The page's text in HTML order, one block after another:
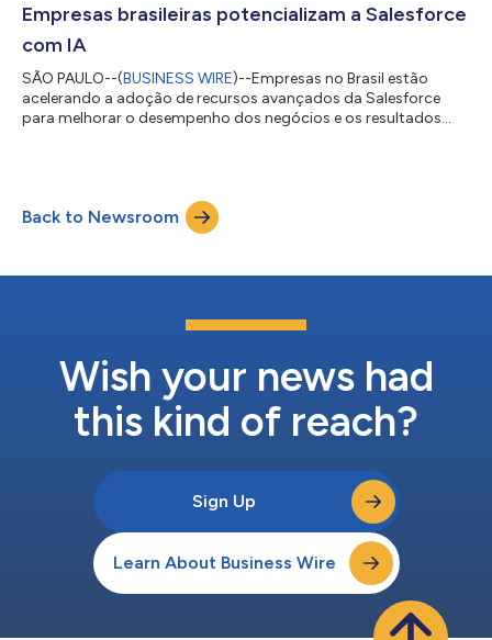
Empresas brasileiras potencializam a Salesforce
com IA
SÃO PAULO--(BUSINESS WIRE)--Empresas no Brasil estão
acelerando a adoção de recursos avançados da Salesforce
para melhorar o desempenho dos negócios e os resultados
tecnologia focada em IA. O relatório ISG Provider Lens®
Salesforce Ecosystem Partners 2026 para o Brasil revela que as
organizações estão aumentando o uso de fe...
Back to Newsroom
Wish your news had
this kind of reach?
Sign Up
Learn About Business Wire